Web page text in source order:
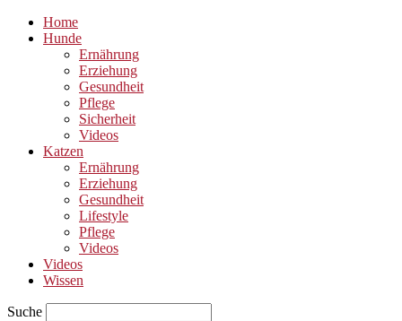
Home
Hunde
Ernährung
Erziehung
Gesundheit
Pflege
Sicherheit
Videos
Katzen
Ernährung
Erziehung
Gesundheit
Lifestyle
Pflege
Videos
Videos
Wissen
Suche